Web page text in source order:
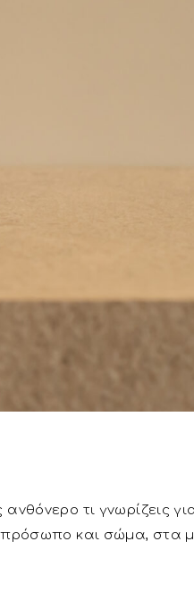
τι γνωρίζεις
πρόσωπο και σώμα, στα